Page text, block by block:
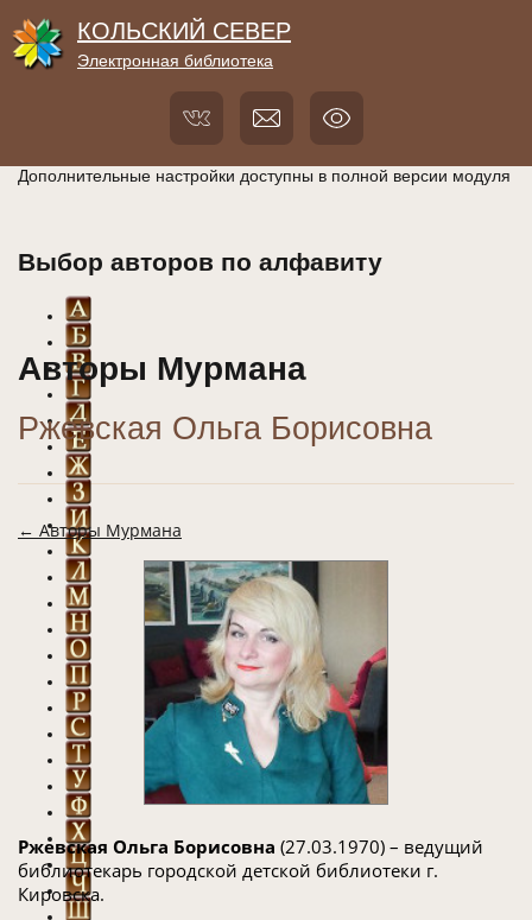
КОЛЬСКИЙ СЕВЕР
Электронная библиотека
Дополнительные настройки доступны в полной версии модуля
Выбор авторов по алфавиту
Авторы Мурмана
Ржевская Ольга Борисовна
← Авторы Мурмана
Ржевская Ольга Борисовна (27.03.1970) – ведущий
библиотекарь городской детской библиотеки г.
Кировска.